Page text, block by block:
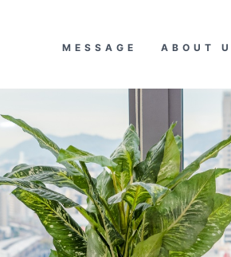
MESSAGE ABOUT